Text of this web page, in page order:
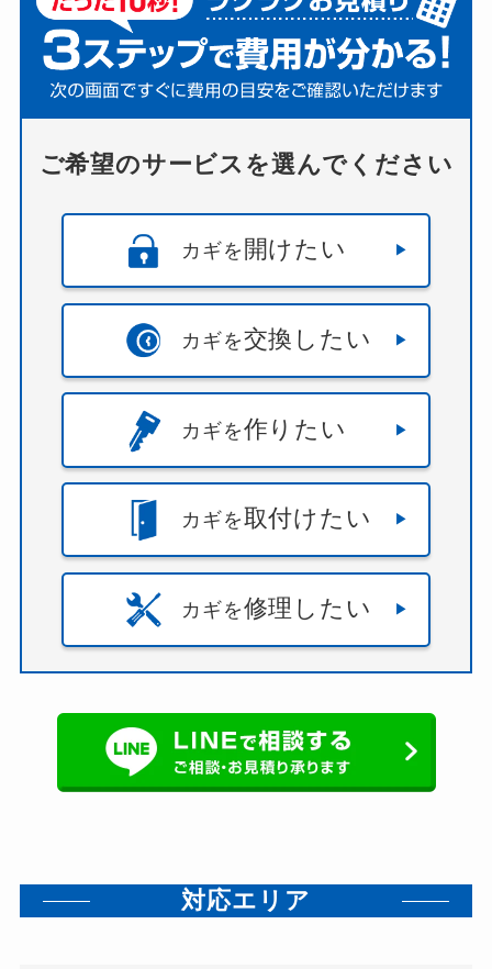
ご希望のサービスを選んでください
カギを 開けたい
カギを交換したい
カギを作りたい
カギを取付けたい
カギを修理したい
対応エリア